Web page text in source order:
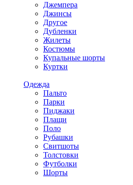
Джемпера
Джинсы
Другое
Дубленки
Жилеты
Костюмы
Купальные шорты
Куртки
Одежда
Пальто
Парки
Пиджаки
Плащи
Поло
Рубашки
Свитшоты
Толстовки
Футболки
Шорты